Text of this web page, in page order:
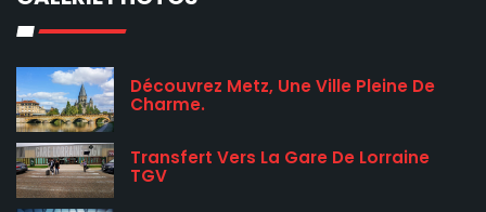
Découvrez Metz, Une Ville Pleine De
Charme.
Transfert Vers La Gare De Lorraine
TGV